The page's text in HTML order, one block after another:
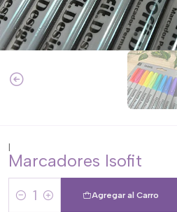
|
Marcadores Isofit
Cantidad
Agregar al Carro